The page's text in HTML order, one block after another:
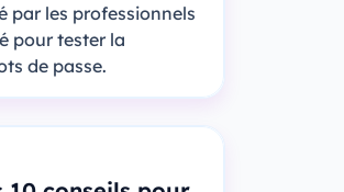
par les professionnels
pour tester la
de passe.